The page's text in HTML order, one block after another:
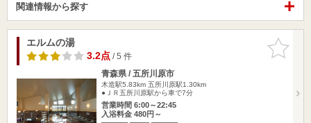
関連情報から探す
お気に入
りに追加
エルムの湯
3.2点/ 5 件
青森県 / 五所川原市
木造駅5.83km 五所川原駅1.30km
●ＪＲ五所川原駅から車で7分
営業時間 6:00～22:45
入浴料金 480円～